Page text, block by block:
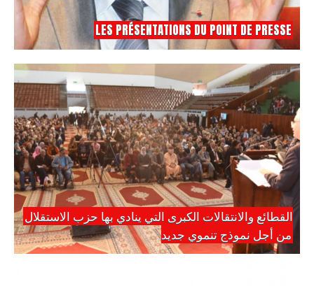
LES PRÉSENTATIONS DU POINT DE PRESSE
القطائع والانتقالات الكبرى التي ينادي بها حزب الاستقلال
من أجل نموذج تنموي جديد